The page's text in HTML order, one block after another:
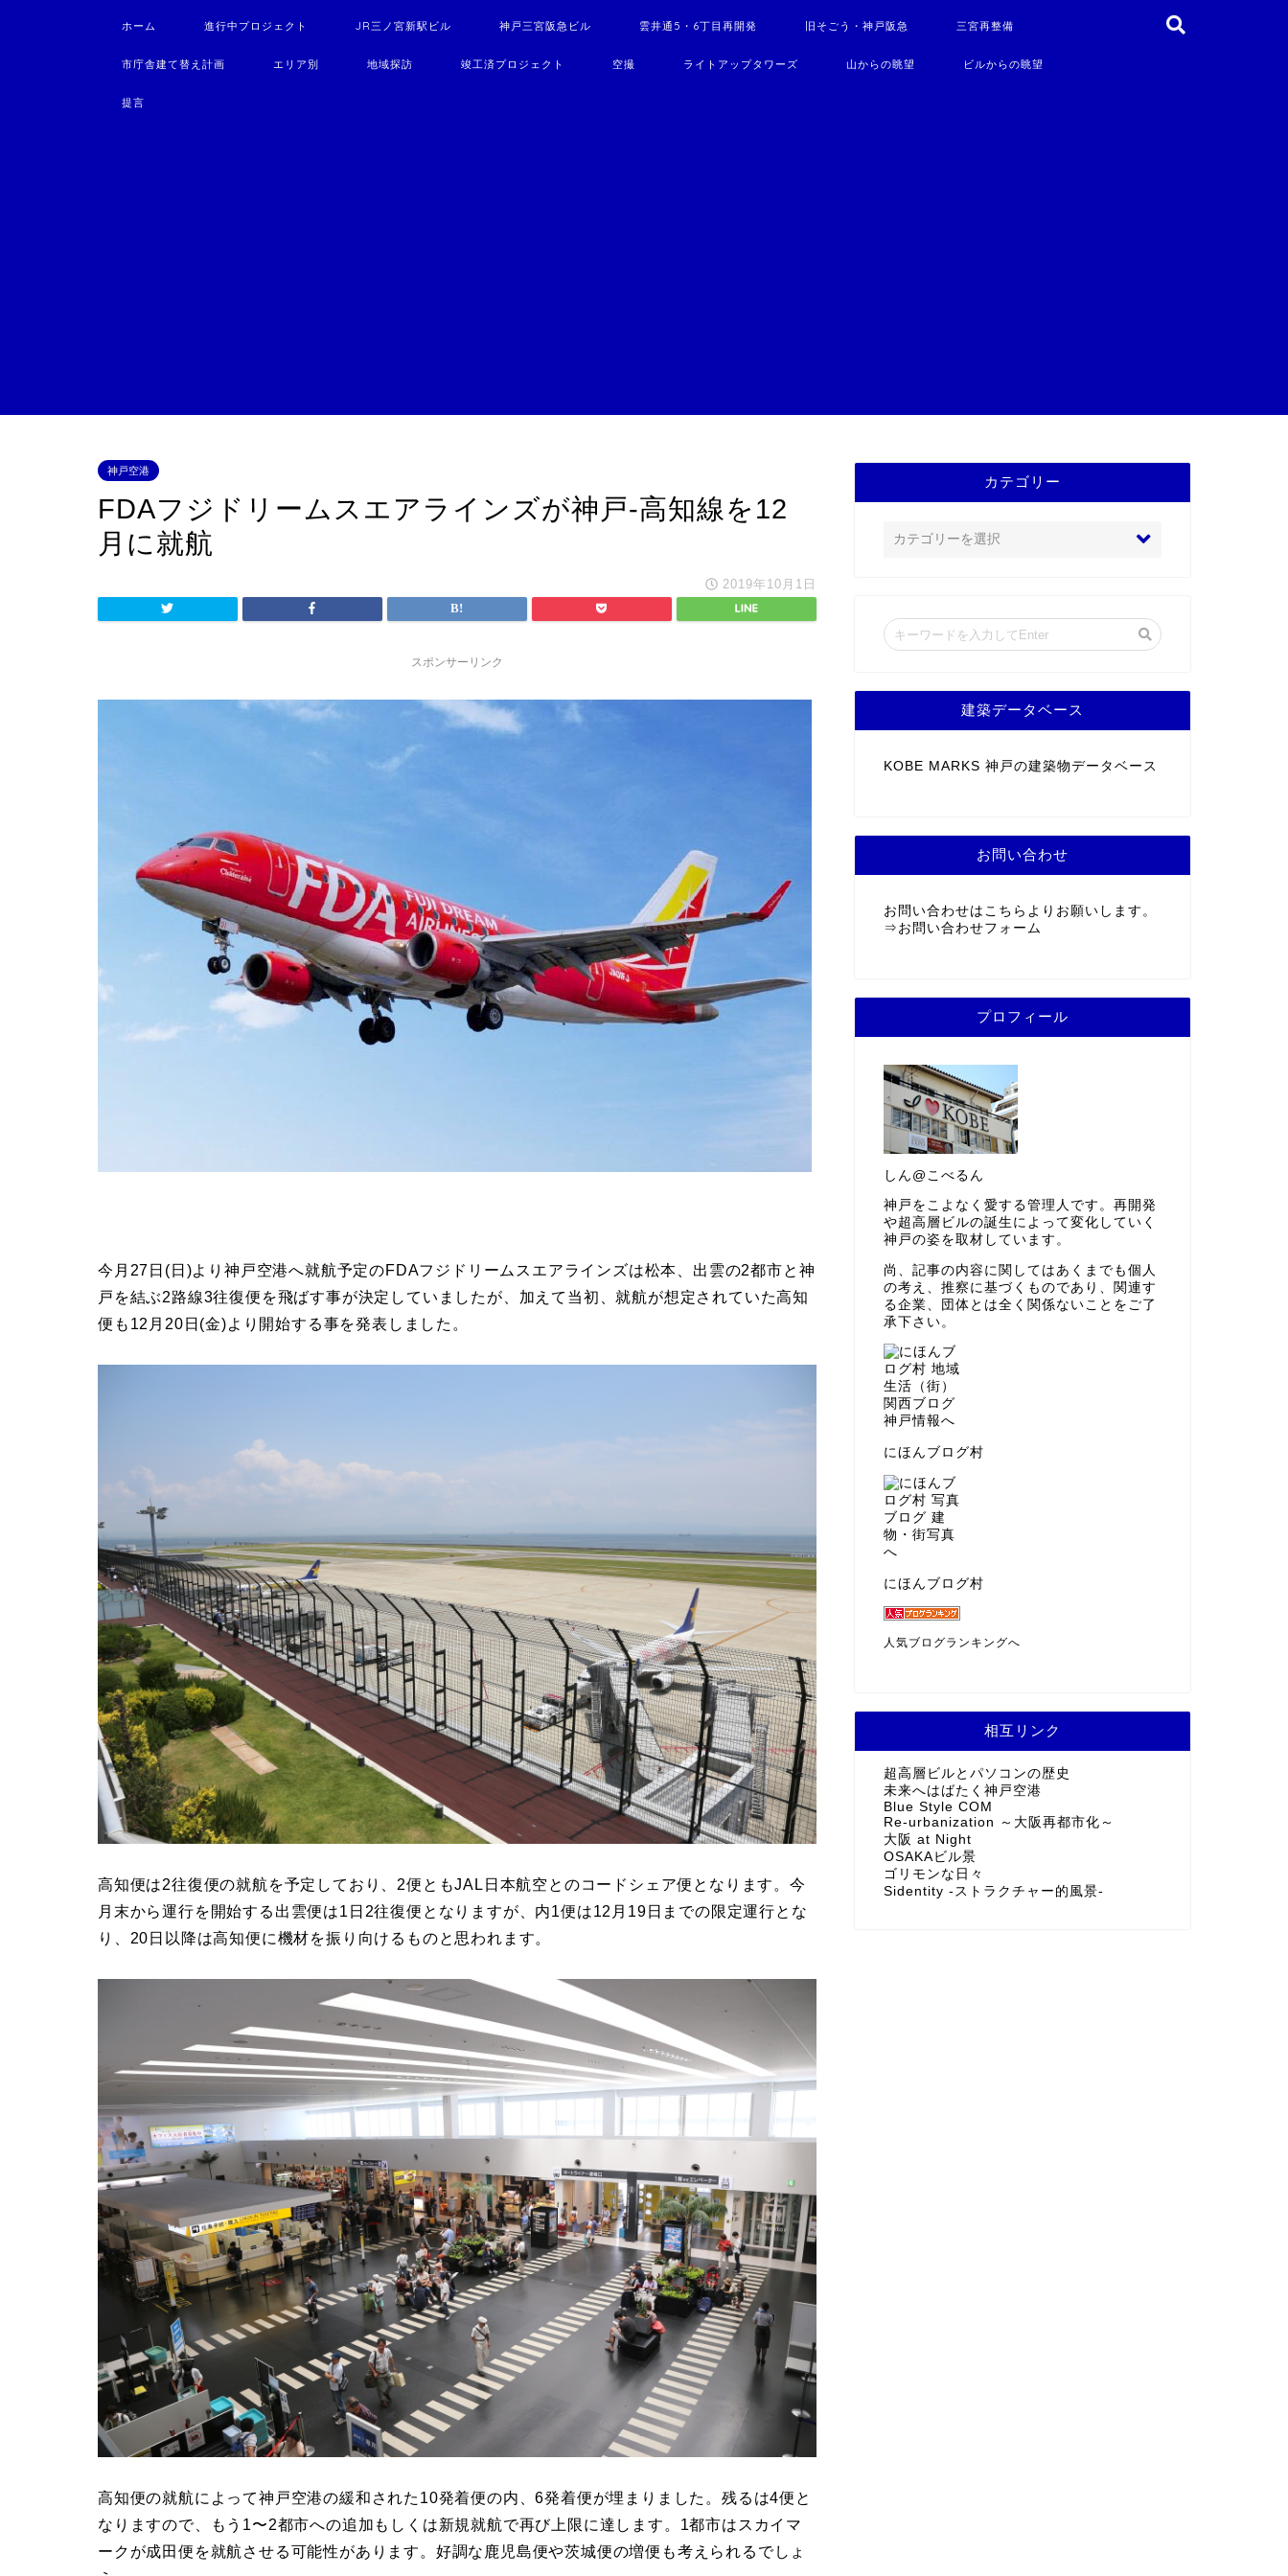
ホーム 進行中プロジェクト JR三ノ宮新駅ビル 神戸三宮阪急ビル 雲井通5・6丁目再開発 旧そごう・神戸阪急 三宮再整備
市庁舎建て替え計画 エリア別 地域探訪 竣工済プロジェクト 空撮 ライトアップタワーズ 山からの眺望 ビルからの眺望
提言
神戸空港
FDAフジドリームスエアラインズが神戸-高知線を12
月に就航
2019年10月1日
スポンサーリンク
今月27日(日)より神戸空港へ就航予定のFDAフジドリームスエアラインズは松本、出雲の2都市と神
戸を結ぶ2路線3往復便を飛ばす事が決定していましたが、加えて当初、就航が想定されていた高知
便も12月20日(金)より開始する事を発表しました。
高知便は2往復便の就航を予定しており、2便ともJAL日本航空とのコードシェア便となります。今
月末から運行を開始する出雲便は1日2往復便となりますが、内1便は12月19日までの限定運行とな
り、20日以降は高知便に機材を振り向けるものと思われます。
高知便の就航によって神戸空港の緩和された10発着便の内、6発着便が埋まりました。残るは4便と
なりますので、もう1〜2都市への追加もしくは新規就航で再び上限に達します。1都市はスカイマ
ークが成田便を就航させる可能性があります。好調な鹿児島便や茨城便の増便も考えられるでしょ
カテゴリー
建築データベース
KOBE MARKS 神戸の建築物データベース
お問い合わせ
お問い合わせはこちらよりお願いします。
⇒ お問い合わせフォーム
プロフィール
しん@こべるん
神戸をこよなく愛する管理人です。再開発
や超高層ビルの誕生によって変化していく
神戸の姿を取材しています。
尚、記事の内容に関してはあくまでも個人
の考え、推察に基づくものであり、関連す
る企業、団体とは全く関係ないことをご了
承下さい。
にほんブログ村
にほんブログ村
人気ブログランキングへ
相互リンク
超高層ビルとパソコンの歴史
未来へはばたく神戸空港
Blue Style COM
Re-urbanization ～大阪再都市化～
大阪 at Night
OSAKAビル景
ゴリモンな日々
Sidentity -ストラクチャー的風景-